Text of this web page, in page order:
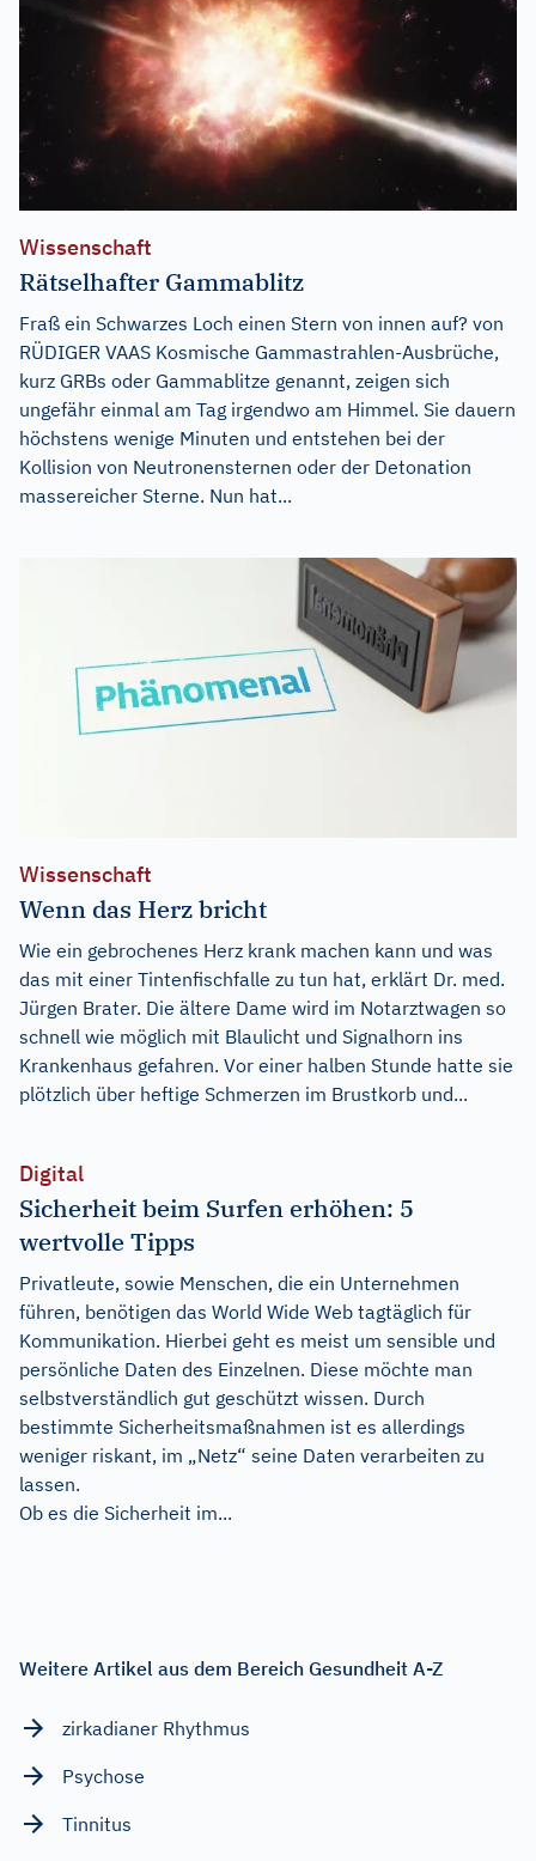
Wissenschaft
Rätselhafter Gammablitz
Fraß ein Schwarzes Loch einen Stern von innen auf? von
RÜDIGER VAAS Kosmische Gammastrahlen-Ausbrüche,
kurz GRBs oder Gammablitze genannt, zeigen sich
ungefähr einmal am Tag irgendwo am Himmel. Sie dauern
höchstens wenige Minuten und entstehen bei der
Kollision von Neutronensternen oder der Detonation
massereicher Sterne. Nun hat...
Wissenschaft
Wenn das Herz bricht
Wie ein gebrochenes Herz krank machen kann und was
das mit einer Tintenfischfalle zu tun hat, erklärt Dr. med.
Jürgen Brater. Die ältere Dame wird im Notarztwagen so
schnell wie möglich mit Blaulicht und Signalhorn ins
Krankenhaus gefahren. Vor einer halben Stunde hatte sie
plötzlich über heftige Schmerzen im Brustkorb und...
Digital
Sicherheit beim Surfen erhöhen: 5
wertvolle Tipps
Privatleute, sowie Menschen, die ein Unternehmen
führen, benötigen das World Wide Web tagtäglich für
Kommunikation. Hierbei geht es meist um sensible und
persönliche Daten des Einzelnen. Diese möchte man
selbstverständlich gut geschützt wissen. Durch
bestimmte Sicherheitsmaßnahmen ist es allerdings
weniger riskant, im „Netz“ seine Daten verarbeiten zu
lassen.
Ob es die Sicherheit im...
Weitere Artikel aus dem Bereich Gesundheit A-Z
zirkadianer Rhythmus
Psychose
Tinnitus